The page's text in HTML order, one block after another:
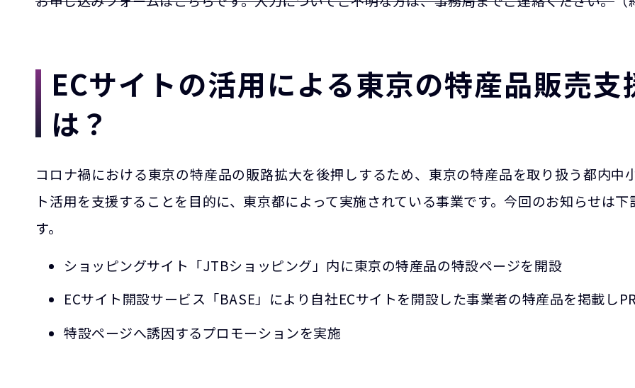
ECサイトの活用による東京の特産品販売支
は？
コロナ禍における東京の特産品の販路拡大を後押しするため、東京の特産品を取り扱う都内中
ト活用を支援することを目的に、東京都によって実施されている事業です。今回のお知らせは
す。
ショッピングサイト「JTBショッピング」内に東京の特産品の特設ページを開設
ECサイト開設サービス「BASE」により自社ECサイトを開設した事業者の特産品を掲載し
特設ページへ誘因するプロモーションを実施